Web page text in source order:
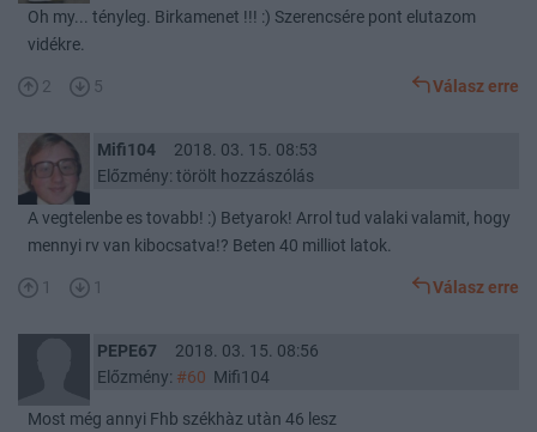
Oh my... tényleg. Birkamenet !!! :) Szerencsére pont elutazom
vidékre.
2 5 Válasz erre
Mifi104
2018. 03. 15. 08:53
Előzmény: törölt hozzászólás
A vegtelenbe es tovabb! :) Betyarok! Arrol tud valaki valamit, hogy
mennyi rv van kibocsatva!? Beten 40 milliot latok.
1 1 Válasz erre
PEPE67
2018. 03. 15. 08:56
Előzmény: #60 Mifi104
Most még annyi Fhb székhàz utàn 46 lesz